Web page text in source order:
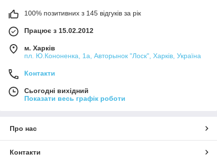
100% позитивних з 145 відгуків за рік
Працює з 15.02.2012
м. Харків
пл. Ю.Кононенка, 1а, Авторынок "Лоск", Харків, Україна
Контакти
Сьогодні вихідний
Показати весь графік роботи
Про нас
Контакти